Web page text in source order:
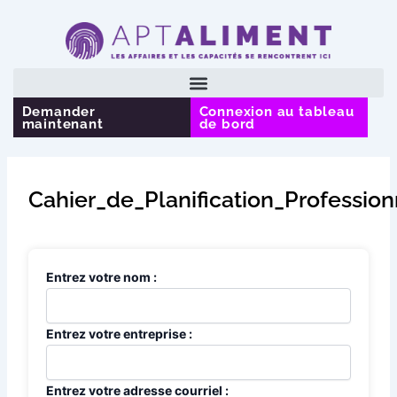
Demander
maintenant
Connexion au tableau
de bord
Entrez votre nom :
Entrez votre entreprise :
Entrez votre adresse courriel :